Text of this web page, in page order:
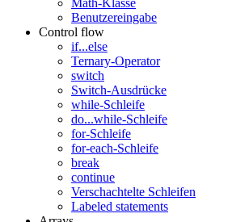
Math-Klasse
Benutzereingabe
Control flow
if...else
Ternary-Operator
switch
Switch-Ausdrücke
while-Schleife
do...while-Schleife
for-Schleife
for-each-Schleife
break
continue
Verschachtelte Schleifen
Labeled statements